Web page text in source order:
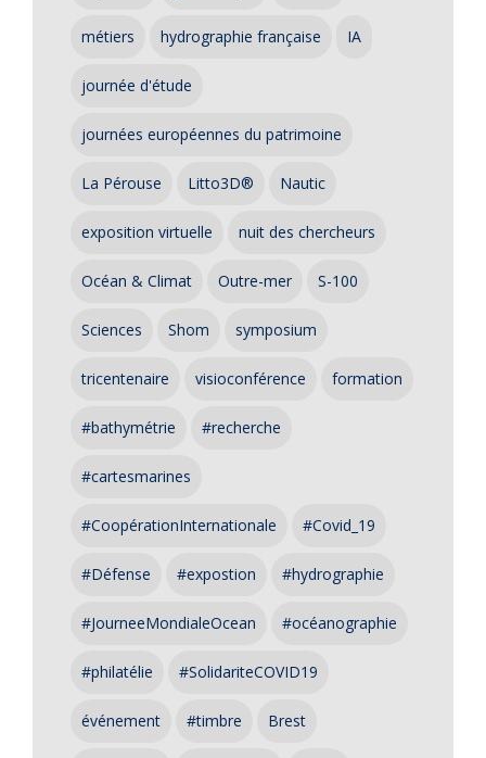
métiers hydrographie française IA
journée d'étude
journées européennes du patrimoine
La Pérouse Litto3D® Nautic
exposition virtuelle nuit des chercheurs
Océan & Climat Outre-mer S-100
Sciences Shom symposium
tricentenaire visioconférence formation
#bathymétrie #recherche
#cartesmarines
#CoopérationInternationale #Covid_19
#Défense #expostion #hydrographie
#JourneeMondialeOcean #océanographie
#philatélie #SolidariteCOVID19
événement #timbre Brest